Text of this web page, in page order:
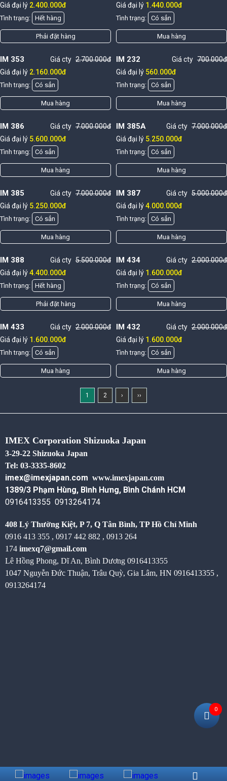
Giá đại lý 2.400.000đ
Tình trạng: Hết hàng
Phải đặt hàng
Giá đại lý 1.440.000đ
Tình trạng: Có sẳn
Mua hàng
IM 353 Giá cty 2.700.000đ
Giá đại lý 2.160.000đ
Tình trạng: Có sẳn
Mua hàng
IM 232 Giá cty 700.000đ
Giá đại lý 560.000đ
Tình trạng: Có sẳn
Mua hàng
IM 386 Giá cty 7.000.000đ
Giá đại lý 5.600.000đ
Tình trạng: Có sẳn
Mua hàng
IM 385A Giá cty 7.000.000đ
Giá đại lý 5.250.000đ
Tình trạng: Có sẳn
Mua hàng
IM 385 Giá cty 7.000.000đ
Giá đại lý 5.250.000đ
Tình trạng: Có sẳn
Mua hàng
IM 387 Giá cty 5.000.000đ
Giá đại lý4.000.000đ
Tình trạng: Có sẳn
Mua hàng
IM 388 Giá cty 5.500.000đ
Giá đại lý4.400.000đ
Tình trạng: Hết hàng
Phải đặt hàng
IM 434 Giá cty 2.000.000đ
Giá đại lý 1.600.000đ
Tình trạng: Có sẳn
Mua hàng
IM 433 Giá cty 2.000.000đ
Giá đại lý 1.600.000đ
Tình trạng: Có sẳn
Mua hàng
IM 432 Giá cty 2.000.000đ
Giá đại lý 1.600.000đ
Tình trạng: Có sẳn
Mua hàng
1 2 › ››
IMEX Corporation Shizuoka Japan
3-29-22 Shizuoka Japan
Tel: 03-3335-8602
imex@imexjapan.com www.imexjapan.com
1389/3 Phạm Hùng, Bình Hưng, Bình Chánh HCM
0916413355 0913264174
408 Lý Thường Kiệt, P 7, Q Tân Bình, TP Hồ Chí Minh
0916 413 355 , 0917 442 882 , 0913 264
174 imexq7@gmail.com
Lê Hồng Phong, Dĩ An, Bình Dương 0916413355
1047 Nguyễn Đức Thuận, Trâu Quỳ, Gia Lâm, HN 0916413355 ,
0913264174
0